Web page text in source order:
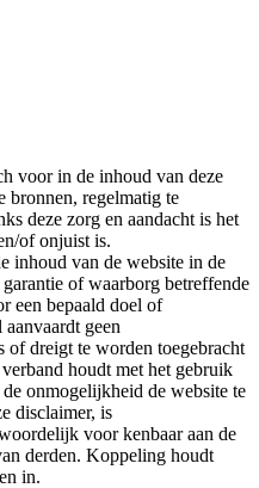
voor in de inhoud van deze
bronnen, regelmatig te
deze zorg en aandacht is het
of onjuist is.
inhoud van de website in de
of waarborg betreffende
een bepaald doel of
geen
of dreigt te worden toegebracht
houdt met het gebruik
onmogelijkheid de website te
disclaimer, is
voor kenbaar aan de
derden. Koppeling houdt
in.